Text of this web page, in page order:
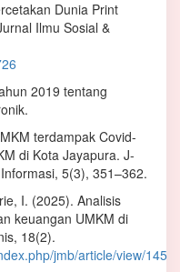
Dunia Print
Ilmu Sosial &
2019 tentang
terdampak Covid-
di Kota Jayapura. J-
5(3), 351–362.
I. (2025). Analisis
keuangan UMKM di
18(2).
jmb/article/view/145